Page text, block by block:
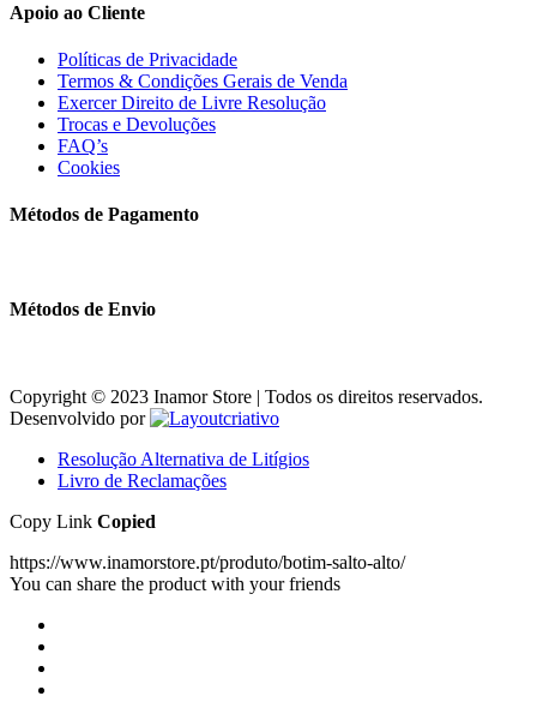
Apoio ao Cliente
Políticas de Privacidade
Termos & Condições Gerais de Venda
Exercer Direito de Livre Resolução
Trocas e Devoluções
FAQ’s
Cookies
Métodos de Pagamento
Métodos de Envio
Copyright © 2023 Inamor Store | Todos os direitos reservados.
Desenvolvido por
Resolução Alternativa de Litígios
Livro de Reclamações
Copy Link Copied
https://www.inamorstore.pt/produto/botim-salto-alto/
You can share the product with your friends